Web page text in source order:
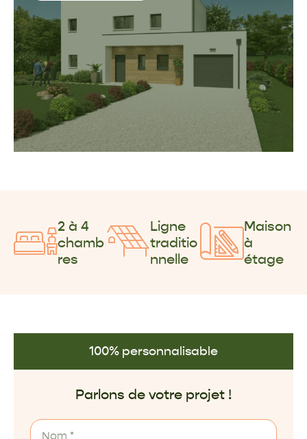
2 à 4
chamb
res
Ligne
traditio
nnelle
Maison
à
étage
100% personnalisable
Parlons de votre projet !